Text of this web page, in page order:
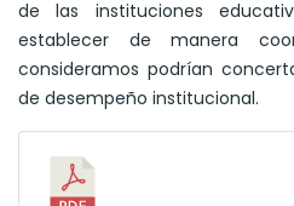
de las instituciones
establecer de manera
consideramos podrían
de desempeño institucional.